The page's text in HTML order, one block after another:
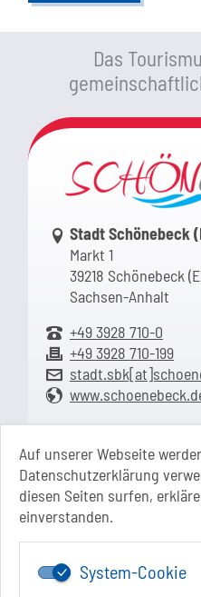
Auf unserer Webseite
Datenschutzerklärung
diesen Seiten surfen,
einverstanden.
System-Cookie
Das
Link zur Google-Maps
Stadt Schönebeck
Markt 1
39218 Schönebeck
Sachsen-Anhalt
+49 3928 710-0
+49 3928 710-199
Mo.: 13 Uhr - 15 Uhr
Di.: 9 Uhr - 11.30 Uhr
13 Uhr - 18 Uhr
Do.: 9 Uhr - 11.30 Uhr
Fr.: nach Vereinbarung